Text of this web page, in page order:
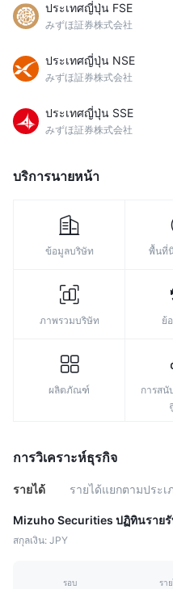
ประเทศญี่ปุ่น FSE
みずほ証券株式会社
ประเทศญี่ปุ่น NSE
みずほ証券株式会社
ประเทศญี่ปุ่น SSE
みずほ証券株式会社
บริการนายหน้า
ข้อมูลบริษัท พื้นที่
ภาพรวมบริษัท ย้
ผลิตภัณฑ์
การสนั
การวิเคราะห์ธุรกิจ
รายได้ รายได้แยกตามประเ
Mizuho Securities ปฏิทินราย
สกุลเงิน: JPY
รอบ รา